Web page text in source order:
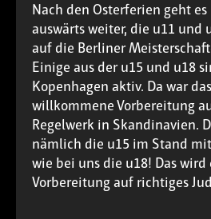
Nach den Osterferien geht
auswärts weiter, die u11 und
auf die Berliner
Einige aus der u15 und u18
Kopenhagen aktiv. Da war
willkommene Vorbereitung
Regelwerk in Skandinavien.
nämlich die u15 im Stand
wie bei uns die u18! Das wird
Vorbereitung auf richtiges